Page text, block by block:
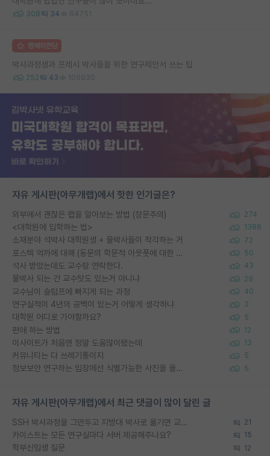
308 34 64751
명예의전당
박사과정생과 프레시 박사들을 위한 연구제안서 쓰는 팁
252 43 105930
자유 게시판(아무개랩)에서 핫한 인기글은?
외부에서 괜찮은 랩을 알아보는 방법 (장문주의) 274
<대학원에 입학하는 법> 1388
소재분야 석박사 대학원생 + 물박사들이 착각하는 거 72
포스텍 억까에 대해 (동문의 학문적 아웃풋에 대한 반박) 50
석사 받았는데도 교수랑 연락한다. 43
물박사 되는 건 교수탓도 있는거 아니냐 29
교수님이 슬럼프에 빠지게 되는 과정 40
연구실적이 4년의 공백이 있는거 어떻게 생각하냐 3
대학원 어디로 가야할까요? 5
편애 하는 방법 12
이사이트가 처음엔 정말 도움많이됐는데 13
커뮤니티는 다 쓰레기통이지 5
정보보안 연구하는 입장에선 식별가능한 사진을 올리는건 비추이긴함 5
자유 게시판(아무개랩)에서 최근 댓글이 많이 달린 글
SSH 박사과정을 그만두고 지방대 박사로 옮기면 교수의 꿈은 끝일까요? 21
카이스트는 모든 연구실마다 서버 제공해주나요? 15
학부신입생 질문 12